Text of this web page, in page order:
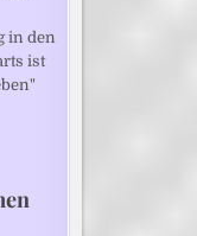
in den
ist